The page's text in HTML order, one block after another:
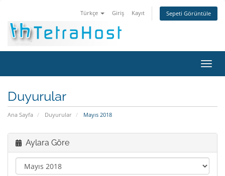
Türkçe Giriş Kayıt Sepeti Görüntüle
Duyurular
Ana Sayfa Duyurular Mayıs 2018
Aylara Göre